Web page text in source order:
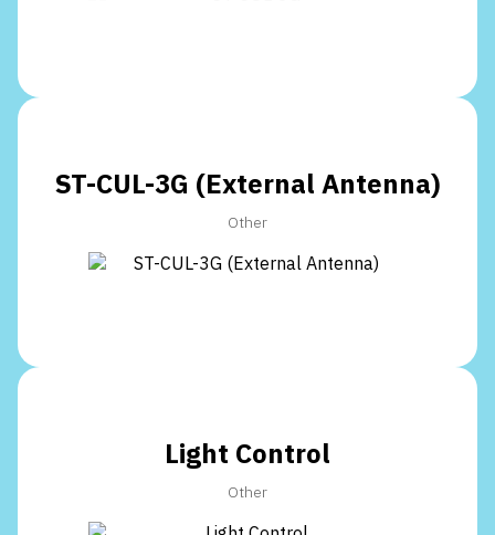
ST-CUL-3G (External Antenna)
Other
Light Control
Other